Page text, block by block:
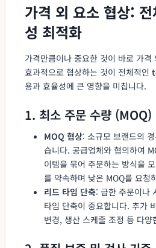
가격 외 요소 협상:
성 최적화
가격만큼이나 중요한 것이 바로 가
효과적으로 협상하는 것이 전체적인
용과 효율성에 큰 영향을 미칩니다.
1. 최소 주문 수량 (MOQ)
MOQ 협상: 소규모 브랜드의
습니다. 공급업체와 협의하여
이템을 묶어 주문하는 방식을
를 약속하며 낮은 MOQ를 요청
리드 타임 단축: 급한 주문이나
타임 단축이 중요합니다. 추가
변경, 생산 스케줄 조정 등 다양